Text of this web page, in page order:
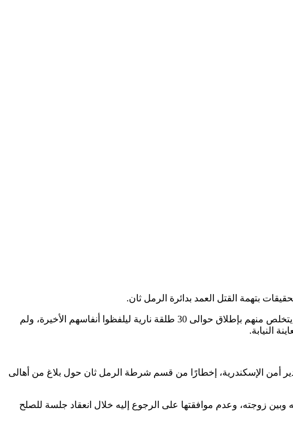
واعترف المتهم أمام النيابة بارتكابه الجريمة، بسبب ضغط أهل زوجته عليه ومشاكل زوجية استمرت لفترة طويلة، وفى لحظة قرر أن يتخلص منهم بإطلاق حوالى 30 طلقة نارية ليلفظوا أنفاسهم الأخيرة، ولم
النيابة.
أمن الإسكندرية، إخطارًا من قسم شرطة الرمل ثان حول بلاغ من أهالى
زوجته، وعدم موافقتها على الرجوع إليه خلال انعقاد جلسة للصلح